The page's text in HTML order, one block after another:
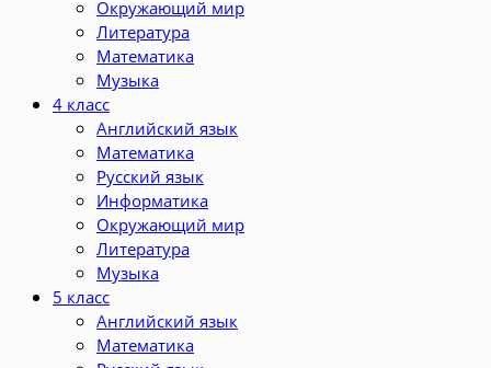
Окружающий мир
Литература
Математика
Музыка
4 класс
Английский язык
Математика
Русский язык
Информатика
Окружающий мир
Литература
Музыка
5 класс
Английский язык
Математика